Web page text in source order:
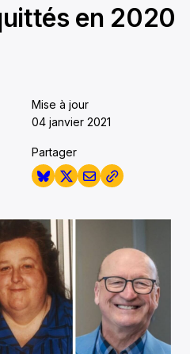
en 2020
Mise à jour
04 janvier 2021
Partager